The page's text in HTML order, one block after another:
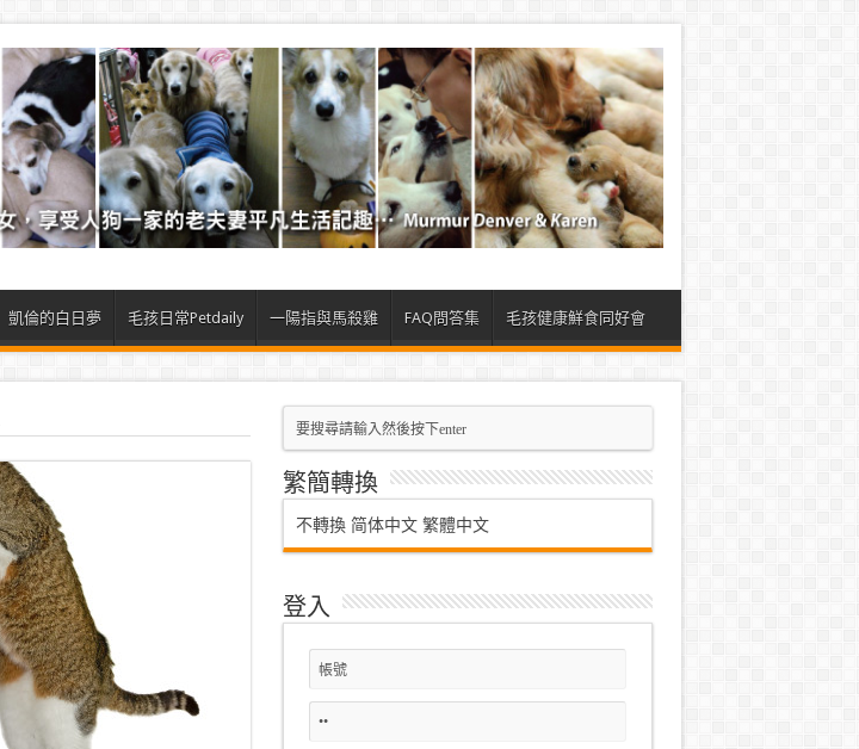
凱倫的白日夢 毛孩日常Petdaily 一陽指與馬殺雞 FAQ問答集 毛孩健康鮮食同好會
繁簡轉換
不轉換 简体中文 繁體中文
登入